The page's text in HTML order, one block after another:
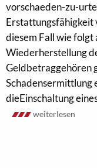
vorschaeden-zu-
Erstattungsfähigkeit
diesem Fall wie folgt
Wiederherstellung
Geldbetraggehören
dieEinschaltung
weiterlesen